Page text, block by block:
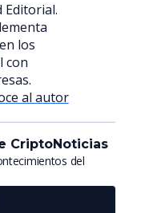
Editorial.
los
con
al autor
CriptoNoticias
del